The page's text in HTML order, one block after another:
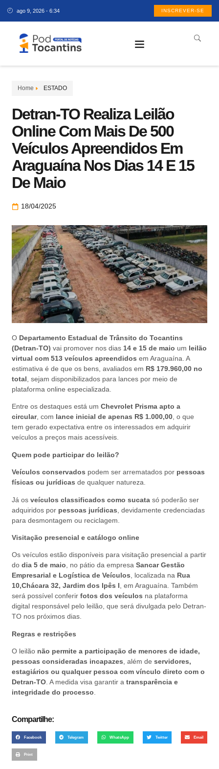
ago 9, 2026 - 6:34 INSCREVER-SE
Home ESTADO
Detran-TO Realiza Leilão
Online Com Mais De 500
Veículos Apreendidos Em
Araguaína Nos Dias 14 E 15
De Maio
18/04/2025
O Departamento Estadual de Trânsito do Tocantins
(Detran-TO) vai promover nos dias 14 e 15 de maio um leilão
virtual com 513 veículos apreendidos em Araguaína. A
estimativa é de que os bens, avaliados em R$ 179.960,00 no
total , sejam disponibilizados para lances por meio de
plataforma online especializada.
Entre os destaques está um Chevrolet Prisma apto a
circular, com lance inicial de apenas R$ 1.000,00, o que
tem gerado expectativa entre os interessados em adquirir
veículos a preços mais acessíveis.
Quem pode participar do leilão?
Veículos conservados podem ser arrematados por pessoas
físicas ou jurídicas de qualquer natureza.
Já os veículos classificados como sucata só poderão ser
adquiridos por pessoas jurídicas , devidamente credenciadas
para desmontagem ou reciclagem.
Visitação presencial e catálogo online
Os veículos estão disponíveis para visitação presencial a partir
do dia 5 de maio, no pátio da empresa Sancar Gestão
Empresarial e Logística de Veículos, localizada na Rua
10,Chácara 32, Jardim dos Ipês I, em Araguaína. Também
será possível conferir fotos dos veículos na plataforma
digital responsável pelo leilão, que será divulgada pelo Detran-
TO nos próximos dias.
Regras e restrições
O leilão não permite a participação de menores de idade,
pessoas consideradas incapazes , além de servidores,
estagiários ou qualquer pessoa com vínculo direto com o
Detran-TO . A medida visa garantir a transparência e
integridade do processo
Compartilhe:
Facebook Telegram WhatsApp Twitter Email
Print